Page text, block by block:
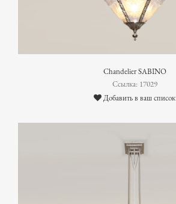
Chandelier SABINO
Ссылка: 17029
Добавить в ваш список